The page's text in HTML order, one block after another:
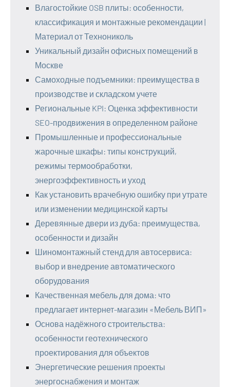
Влагостойкие OSB плиты: особенности,
классификация и монтажные рекомендации |
Материал от Технониколь
Уникальный дизайн офисных помещений в
Москве
Самоходные подъемники: преимущества в
производстве и складском учете
Региональные KPI: Оценка эффективности
SEO-продвижения в определенном районе
Промышленные и профессиональные
жарочные шкафы: типы конструкций,
режимы термообработки,
энергоэффективность и уход
Как установить врачебную ошибку при утрате
или изменении медицинской карты
Деревянные двери из дуба: преимущества,
особенности и дизайн
Шиномонтажный стенд для автосервиса:
выбор и внедрение автоматического
оборудования
Качественная мебель для дома: что
предлагает интернет-магазин «Мебель ВИП»
Основа надёжного строительства:
особенности геотехнического
проектирования для объектов
Энергетические решения проекты
энергоснабжения и монтаж